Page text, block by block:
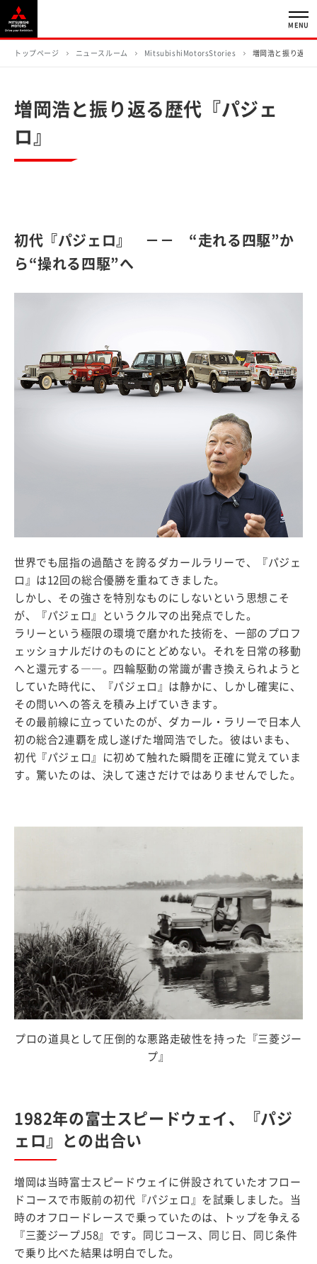
MENU
トップページ ニュースルーム MitsubishiMotorsStories 増岡浩と振り返る
増岡浩と振り返る歴代『パジェ
ロ』
初代『パジェロ』 －－ “走れる四駆”か
ら“操れる四駆”へ
世界でも屈指の過酷さを誇るダカールラリーで、『パジェ
ロ』は12回の総合優勝を重ねてきました。
しかし、その強さを特別なものにしないという思想こそ
が、『パジェロ』というクルマの出発点でした。
ラリーという極限の環境で磨かれた技術を、一部のプロフ
ェッショナルだけのものにとどめない。それを日常の移動
へと還元する――。四輪駆動の常識が書き換えられようと
していた時代に、『パジェロ』は静かに、しかし確実に、
その問いへの答えを積み上げていきます。
その最前線に立っていたのが、ダカール・ラリーで日本人
初の総合2連覇を成し遂げた増岡浩でした。彼はいまも、
初代『パジェロ』に初めて触れた瞬間を正確に覚えていま
す。驚いたのは、決して速さだけではありませんでした。
プロの道具として圧倒的な悪路走破性を持った『三菱ジー
プ』
1982年の富士スピードウェイ、『パジ
ェロ』との出合い
増岡は当時富士スピードウェイに併設されていたオフロー
ドコースで市販前の初代『パジェロ』を試乗しました。当
時のオフロードレースで乗っていたのは、トップを争える
『三菱ジープJ58』です。同じコース、同じ日、同じ条件
で乗り比べた結果は明白でした。